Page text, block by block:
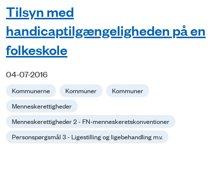
Tilsyn med
handicaptilgængeligheden på en
folkeskole
04-07-2016
Kommunerne Kommuner
Kommuner
Menneskerettigheder
Menneskerettigheder 2 - FN-menneskeretskonventioner
Personspørgsmål 3 - Ligestilling og ligebehandling m.v.